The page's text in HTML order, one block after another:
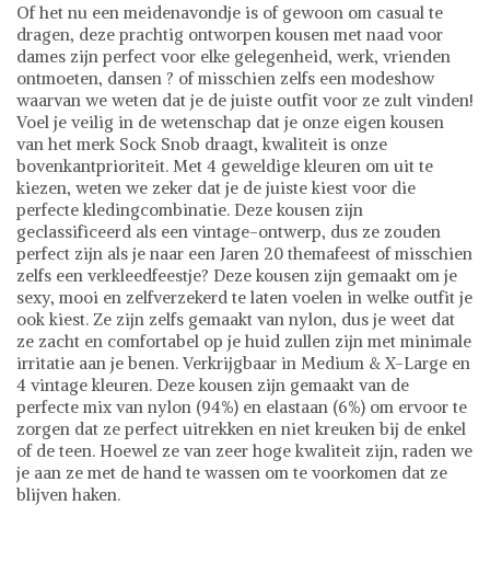
Of het nu een meidenavondje is of gewoon om casual te
dragen, deze prachtig ontworpen kousen met naad voor
dames zijn perfect voor elke gelegenheid, werk, vrienden
ontmoeten, dansen ? of misschien zelfs een modeshow
waarvan we weten dat je de juiste outfit voor ze zult vinden!
Voel je veilig in de wetenschap dat je onze eigen kousen
van het merk Sock Snob draagt, kwaliteit is onze
bovenkantprioriteit. Met 4 geweldige kleuren om uit te
kiezen, weten we zeker dat je de juiste kiest voor die
perfecte kledingcombinatie. Deze kousen zijn
geclassificeerd als een vintage-ontwerp, dus ze zouden
perfect zijn als je naar een Jaren 20 themafeest of misschien
zelfs een verkleedfeestje? Deze kousen zijn gemaakt om je
sexy, mooi en zelfverzekerd te laten voelen in welke outfit je
ook kiest. Ze zijn zelfs gemaakt van nylon, dus je weet dat
ze zacht en comfortabel op je huid zullen zijn met minimale
irritatie aan je benen. Verkrijgbaar in Medium & X-Large en
4 vintage kleuren. Deze kousen zijn gemaakt van de
perfecte mix van nylon (94%) en elastaan ​​(6%) om ervoor te
zorgen dat ze perfect uitrekken en niet kreuken bij de enkel
of de teen. Hoewel ze van zeer hoge kwaliteit zijn, raden we
je aan ze met de hand te wassen om te voorkomen dat ze
blijven haken.